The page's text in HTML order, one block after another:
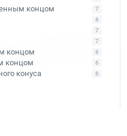
концом 7
6
7
7
концом 6
концом 6
конуса 6